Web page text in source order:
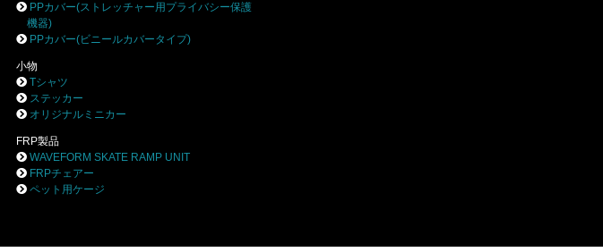
PPカバー(ストレッチャー用プライバシー保護
機器)
PPカバー(ビニールカバータイプ)
小物
Tシャツ
ステッカー
オリジナルミニカー
FRP製品
WAVEFORM SKATE RAMP UNIT
FRPチェアー
ペット用ケージ